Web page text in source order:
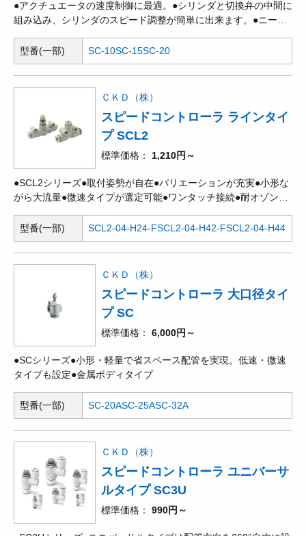
●アクチュエータの速度制御に最適。●シリンダと切換弁の中間に
組み込み、シリンダのスピード調整が簡単に出来ます。●ニード
から全開の状態まで広範囲に流量を調整することができます。
型番(一部) SC-10SC-15SC-20
ＣＫＤ（株）
スピードコントローラ ラインタイ
プ SCL2
標準価格 1,210円～
●SCL2シリーズ●取付姿勢が自在●バリエーションが充実●小形な
がら大流量●微速タイプが選定可能●ワンタッチ接続●耐オゾン材
型番(一部)
SCL2-04-H24-FSCL2-04-H42-FSCL2-04-H44
ＣＫＤ（株）
スピードコントローラ 大口径タイ
プ SC
標準価格 6,000円～
●SCシリーズ●小形・軽量で省スペース配管を実現。低速・微速
タイプも設定●金属ボディタイプ
型番(一部) SC-20ASC-25ASC-32A
ＣＫＤ（株）
スピードコントローラ ユニバーサ
ルタイプ SC3U
標準価格 990円～